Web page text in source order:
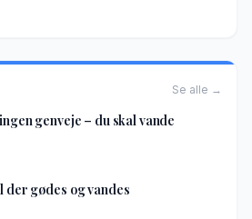
Se alle →
genveje – du skal vande
der gødes og vandes